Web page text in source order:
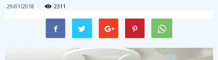
29/01/2018 2311